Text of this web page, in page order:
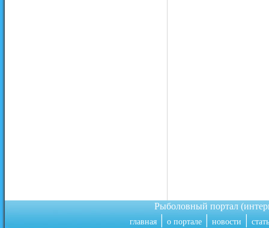
Рыболовный портал
главная|о портале|новости|